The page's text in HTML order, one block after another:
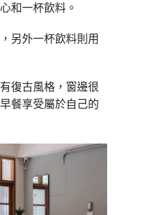
和一杯飲料。
另外一杯飲料則用
復古風格，窗邊很
餐享受屬於自己的